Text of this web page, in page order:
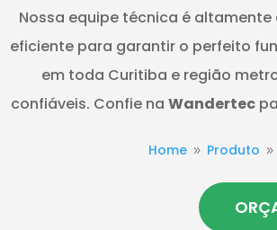
Nossa equipe técnica é
eficiente para garantir o perfeito
em toda Curitiba e região
confiáveis. Confie na Wandertec
Home 9 Produto 9